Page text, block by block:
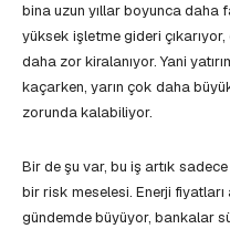
bina uzun yıllar boyunca daha
yüksek işletme gideri
daha zor kiralanıyor. Yani
kaçarken, yarın çok daha
zorunda kalabiliyor.
Bir de şu var, bu iş artık
bir risk meselesi. Enerji
gündemde büyüyor, bankalar